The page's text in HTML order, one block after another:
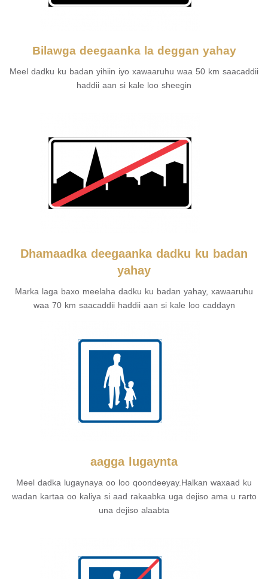
Bilawga deegaanka la deggan yahay
Meel dadku ku badan yihiin iyo xawaaruhu waa 50 km saacaddii
haddii aan si kale loo sheegin
Dhamaadka deegaanka dadku ku badan
yahay
Marka laga baxo meelaha dadku ku badan yahay, xawaaruhu
waa 70 km saacaddii haddii aan si kale loo caddayn
aagga lugaynta
Meel dadka lugaynaya oo loo qoondeeyay.Halkan waxaad ku
wadan kartaa oo kaliya si aad rakaabka uga dejiso ama u rarto
una dejiso alaabta